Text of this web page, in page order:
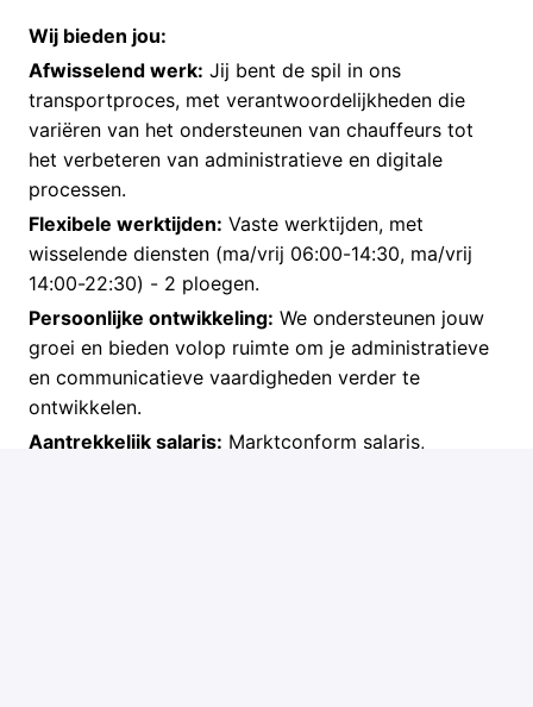
Wij bieden jou:
Afwisselend werk: Jij bent de spil in ons
transportproces, met verantwoordelijkheden die
variëren van het ondersteunen van chauffeurs tot
het verbeteren van administratieve en digitale
processen.
Flexibele werktijden: Vaste werktijden, met
wisselende diensten (ma/vrij 06:00-14:30, ma/vrij
14:00-22:30) - 2 ploegen.
Persoonlijke ontwikkeling: We ondersteunen jouw
groei en bieden volop ruimte om je administratieve
en communicatieve vaardigheden verder te
ontwikkelen.
Aantrekkelijk salaris: Marktconform salaris,